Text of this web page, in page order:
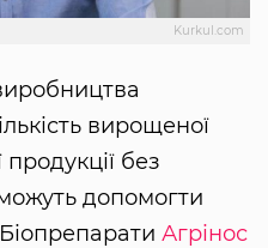
Kurkul.com
вирощеної
продукції без
допомогти
Агрінос